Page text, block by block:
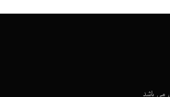
می باشد